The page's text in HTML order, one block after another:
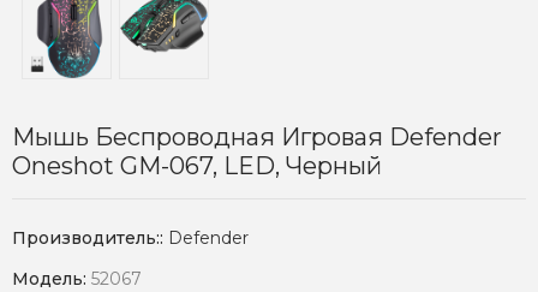
Мышь Беспроводная Игровая Defender
Oneshot GM-067, LED, Черный
Производитель:: Defender
Модель: 52067